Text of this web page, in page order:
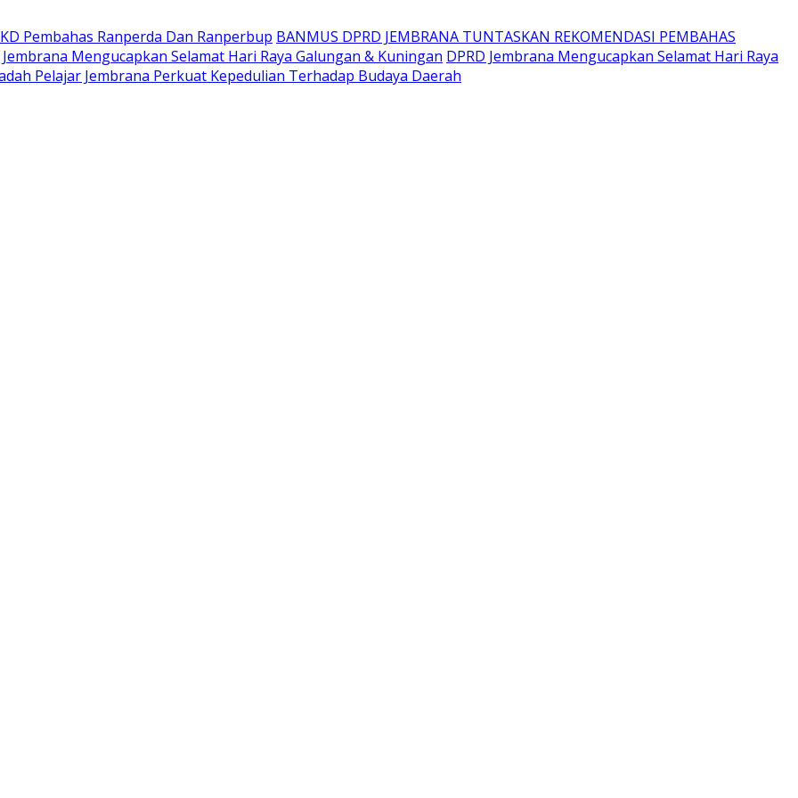
Pembahas Ranperda Dan Ranperbup BANMUS DPRD JEMBRANA TUNTASKAN REKOMENDASI PEMBAHAS
Mengucapkan Selamat Hari Raya Galungan & Kuningan DPRD Jembrana Mengucapkan Selamat Hari Raya
Pelajar Jembrana Perkuat Kepedulian Terhadap Budaya Daerah